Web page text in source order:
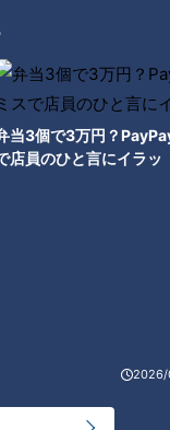
当3個で3万円？
店員のひと言にイラッ
2026/
ナナフシギのツイ
ナナフシギのツイ
#11